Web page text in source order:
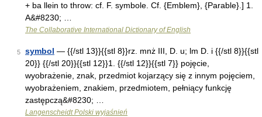
+ ba llein to throw: cf. F. symbole. Cf. {Emblem}, {Parable}.] 1.
A&#8230; …
The Collaborative International Dictionary of English
5 symbol — {{/stl 13}}{{stl 8}}rz. mnż III, D. u; lm D. i {{/stl 8}}{{stl
20}} {{/stl 20}}{{stl 12}}1. {{/stl 12}}{{stl 7}} pojęcie,
wyobrażenie, znak, przedmiot kojarzący się z innym pojęciem,
wyobrażeniem, znakiem, przedmiotem, pełniący funkcję
zastępczą&#8230; …
Langenscheidt Polski wyjaśnień